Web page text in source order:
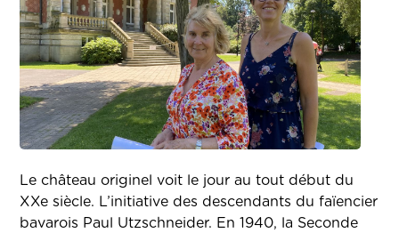
Le château originel voit le jour au tout début du
XXe siècle. L’initiative des descendants du faïencier
bavarois Paul Utzschneider. En 1940, la Seconde